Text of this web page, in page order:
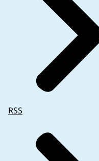
RSS